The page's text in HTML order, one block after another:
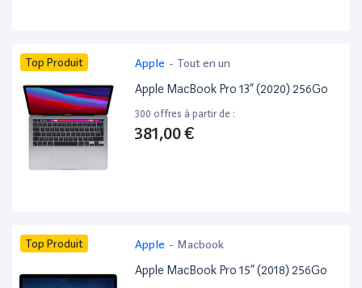
Top Produit Apple - Tout en un
Apple MacBook Pro 13” (2020) 256Go
300 offres à partir de :
381,00 €
Top Produit Apple - Macbook
Apple MacBook Pro 15” (2018) 256Go